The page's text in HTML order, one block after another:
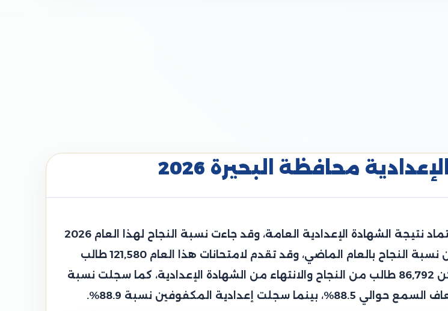
محافظة البحيرة 2026
قامت محافظة البحيرة الدكتورة جاكلين عازر محافظ البحيرة باعتماد نتيجة الشهادة الإعدادية العامة، وقد جاءت نسبة النجاح لهذا العام 2026
حوالي 72.09%، وجاءت هذه النتيجة مرضية جدًا وهي أعلى من نسبة النجاح بالعام الماضي، وقد تقدم لامتحانات هذا العام 121,580 طالب
وطالبة، تمكن منهم 120,394 طالب من حضور الاختبارات، وتمكن 86,792 طالب من النجاح والانتهاء من الشهادة الإعدادية، كما سجلت نسبة